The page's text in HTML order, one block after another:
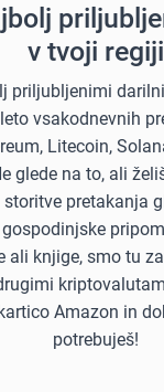
v tvoji regiji
priljubljenimi
vsakodnevnih
Litecoin,
glede na to, ali
pretakanja
ali knjige, smo tu
Amazon in
potrebuješ!